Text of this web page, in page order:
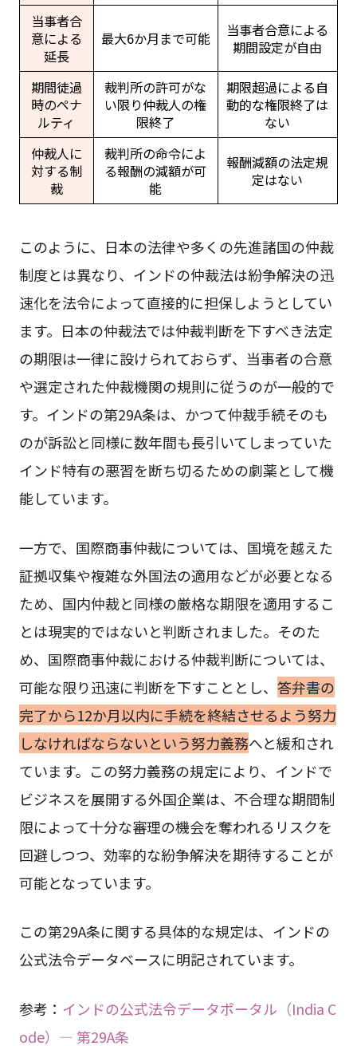
当事者合
意による
延長
最大6か月まで可能
当事者合意による
期間設定が自由
期間徒過
時のペナ
ルティ
裁判所の許可がな
い限り仲裁人の権
限終了
期限超過による自
動的な権限終了は
ない
仲裁人に
対する制
裁
裁判所の命令によ
る報酬の減額が可
能
報酬減額の法定規
定はない
このように、日本の法律や多くの先進諸国の仲裁
制度とは異なり、インドの仲裁法は紛争解決の迅
速化を法令によって直接的に担保しようとしてい
ます。日本の仲裁法では仲裁判断を下すべき法定
の期限は一律に設けられておらず、当事者の合意
や選定された仲裁機関の規則に従うのが一般的で
す。インドの第29A条は、かつて仲裁手続そのも
のが訴訟と同様に数年間も長引いてしまっていた
インド特有の悪習を断ち切るための劇薬として機
能しています。
一方で、国際商事仲裁については、国境を越えた
証拠収集や複雑な外国法の適用などが必要となる
ため、国内仲裁と同様の厳格な期限を適用するこ
とは現実的ではないと判断されました。そのた
め、国際商事仲裁における仲裁判断については、
可能な限り迅速に判断を下すこととし、 答弁書の
完了から12か月以内に手続を終結させるよう努力
しなければならないという努力義務へと緩和され
ています。この努力義務の規定により、インドで
ビジネスを展開する外国企業は、不合理な期間制
限によって十分な審理の機会を奪われるリスクを
回避しつつ、効率的な紛争解決を期待することが
可能となっています。
この第29A条に関する具体的な規定は、インドの
公式法令データベースに明記されています。
参考： インドの公式法令データポータル（India C
ode）— 第29A条